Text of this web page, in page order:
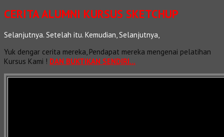
CERITA ALUMNI KURSUS SKETCHUP
Selanjutnya. Setelah itu. Kemudian, Selanjutnya,
Yuk dengar cerita mereka, Pendapat mereka mengenai pelatihan
Kursus Kami ! DAN BUKTIKAN SENDIRI…